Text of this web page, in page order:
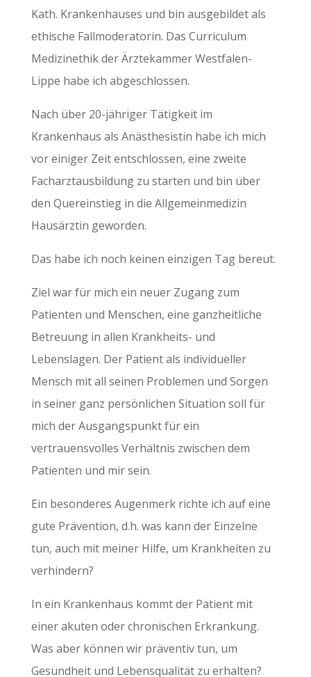
Kath. Krankenhauses und bin ausgebildet als
ethische Fallmoderatorin. Das Curriculum
Medizinethik der Ärztekammer Westfalen-
Lippe habe ich abgeschlossen.
Nach über 20-jähriger Tätigkeit im
Krankenhaus als Anästhesistin habe ich mich
vor einiger Zeit entschlossen, eine zweite
Facharztausbildung zu starten und bin über
den Quereinstieg in die Allgemeinmedizin
Hausärztin geworden.
Das habe ich noch keinen einzigen Tag bereut.
Ziel war für mich ein neuer Zugang zum
Patienten und Menschen, eine ganzheitliche
Betreuung in allen Krankheits- und
Lebenslagen. Der Patient als individueller
Mensch mit all seinen Problemen und Sorgen
in seiner ganz persönlichen Situation soll für
mich der Ausgangspunkt für ein
vertrauensvolles Verhältnis zwischen dem
Patienten und mir sein.
Ein besonderes Augenmerk richte ich auf eine
gute Prävention, d.h. was kann der Einzelne
tun, auch mit meiner Hilfe, um Krankheiten zu
verhindern?
In ein Krankenhaus kommt der Patient mit
einer akuten oder chronischen Erkrankung.
Was aber können wir präventiv tun, um
Gesundheit und Lebensqualität zu erhalten?